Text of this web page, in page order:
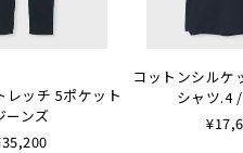
レッチ 5ポケット
ーンズ
コットンシルケ
シャツ.4